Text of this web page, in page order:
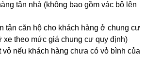
tận nhà (không bao gồm vác bộ lên
tận căn hộ cho khách hàng ở chung cư
xe theo mức giá chung cư quy định)
vỏ nếu khách hàng chưa có vỏ bình của